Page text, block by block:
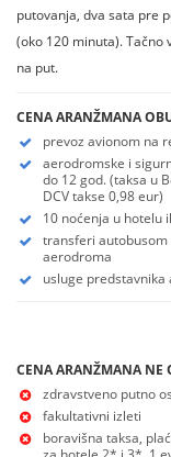
putovanja, dva sata pre
(oko 120 minuta). Tačno
na put.
CENA ARANŽMANA
prevoz avionom na
aerodromske i
do 12 god. (taksa u
DCV takse 0,98 eur)
10 noćenja u hotelu
transferi
aerodroma
usluge predstavnika
CENA ARANŽMANA NE
zdravstveno putno
fakultativni izleti
boravišna taksa,